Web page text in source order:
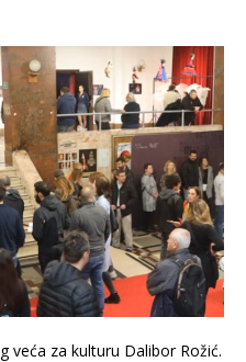
veća za kulturu Dalibor Rožić.